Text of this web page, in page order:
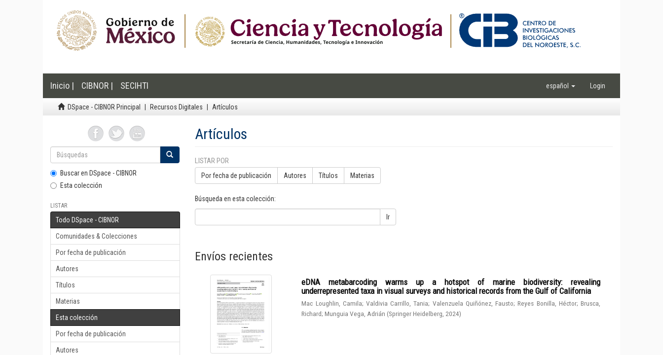
Inicio | CIBNOR | SECIHTI español Login
DSpace - CIBNOR Principal Recursos Digitales Artículos
Buscar en DSpace - CIBNOR
Esta colección
LISTAR
Todo DSpace - CIBNOR
Comunidades & Colecciones
Por fecha de publicación
Autores
Títulos
Materias
Esta colección
Por fecha de publicación
Autores
Artículos
LISTAR POR
Por fecha de publicación Autores Títulos Materias
Búsqueda en esta colección:
Ir
Envíos recientes
eDNA metabarcoding warms up a hotspot of marine biodiversity: revealing
underrepresented taxa in visual surveys and historical records from the Gulf of California
Mac Loughlin, Camila;Valdivia Carrillo, Tania; Valenzuela Quiñónez, Fausto;Reyes Bonilla, Héctor; Brusca,
Richard;Munguia Vega, Adrián (Springer Heidelberg 2024)